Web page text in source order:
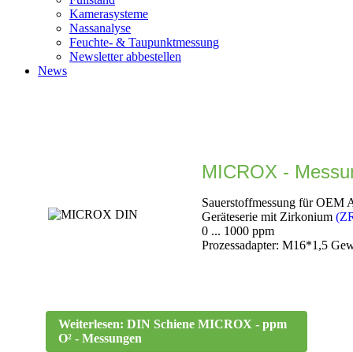
Kamerasysteme
Nassanalyse
Feuchte- & Taupunktmessung
Newsletter abbestellen
News
MICROX -
Sauerstoffmessung für OEM
Geräteserie mit Zirkonium
0 ... 1000 ppm
Prozessadapter: M16*1,5
Weiterlesen: DIN Schiene MICROX - ppm
O² - Messungen